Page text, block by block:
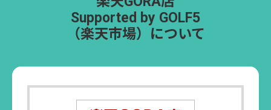
Supported by GOLF5
（楽天市場）について